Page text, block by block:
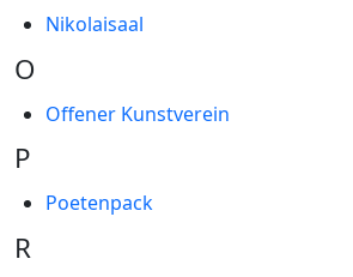
Nikolaisaal
O
Offener Kunstverein
P
Poetenpack
R